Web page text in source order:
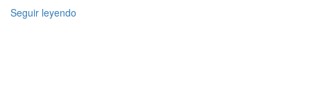
Seguir leyendo